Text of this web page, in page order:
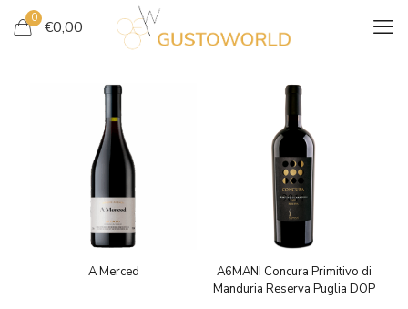
0 €0,00
A Merced
A6MANI Concura Primitivo di
Manduria Reserva Puglia DOP